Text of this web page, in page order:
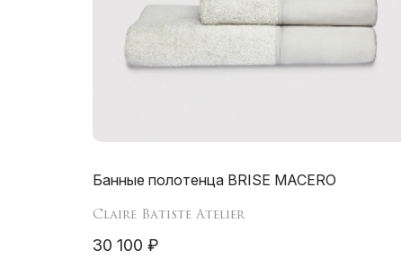
Банные полотенца BRISE MACERO
Claire Batiste Atelier
30 100 ₽